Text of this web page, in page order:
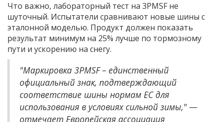
Что важно, лабораторный тест на 3PMSF не
шуточный. Испытатели сравнивают новые шины с
эталонной моделью. Продукт должен показать
результат минимум на 25% лучше по тормозному
пути и ускорению на снегу.
"Маркировка 3PMSF – единственный
официальный знак, подтверждающий
соответствие шины нормам ЕС для
использования в условиях сильной зимы," —
отмечает Европейская ассоциация